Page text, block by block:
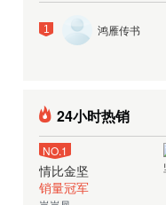
1 鸿雁传书
24小时热销
NO.1
情比金坚
销量冠军